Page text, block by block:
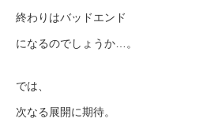
終わりはバッドエンド
になるのでしょうか…。
では、
次なる展開に期待。